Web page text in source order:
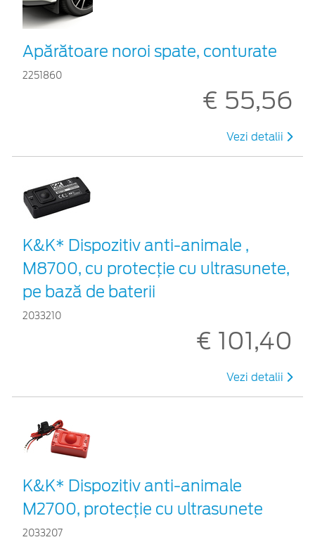
Apărătoare noroi spate, conturate
2251860
€ 55,56
Vezi detalii
K&K* Dispozitiv anti-animale ,
M8700, cu protecție cu ultrasunete,
pe bază de baterii
2033210
€ 101,40
Vezi detalii
K&K* Dispozitiv anti-animale
M2700, protecție cu ultrasunete
2033207